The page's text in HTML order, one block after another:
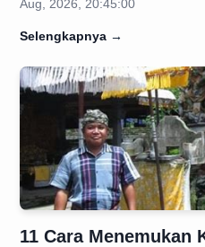
Aug, 2026, 20:45:00
Selengkapnya →
11 Cara Menemukan